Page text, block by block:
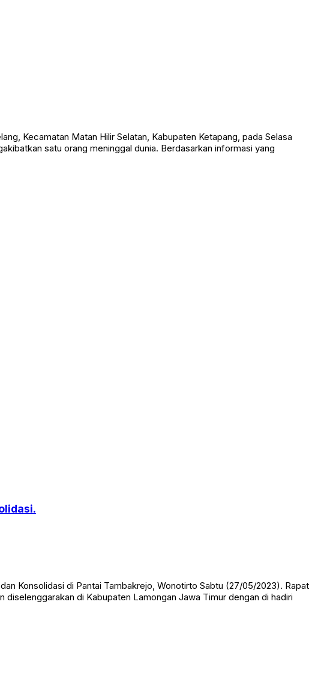
Kecamatan Matan Hilir Selatan, Kabupaten Ketapang, pada Selasa
satu orang meninggal dunia. Berdasarkan informasi yang
Konsolidasi di Pantai Tambakrejo, Wonotirto Sabtu (27/05/2023). Rapat
di Kabupaten Lamongan Jawa Timur dengan di hadiri